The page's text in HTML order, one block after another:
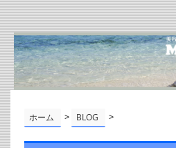
ホーム > BLOG >